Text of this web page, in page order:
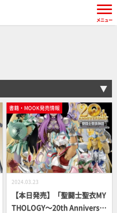
書籍・MOOK発売情報
2024.03.23
【本日発売】「聖闘士聖衣MY
THOLOGY～20th Anniversar
メニュー